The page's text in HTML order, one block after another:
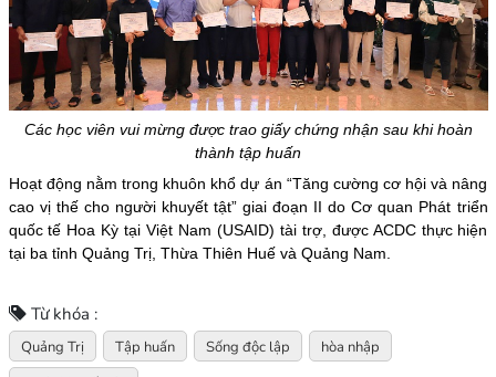
Các học viên vui mừng được trao giấy chứng nhận sau khi hoàn
thành tập huấn
Hoạt động nằm trong khuôn khổ dự án “Tăng cường cơ hội và nâng
cao vị thế cho người khuyết tật” giai đoạn II do Cơ quan Phát triển
quốc tế Hoa Kỳ tại Việt Nam (USAID) tài trợ, được ACDC thực hiện
tại ba tỉnh Quảng Trị, Thừa Thiên Huế và Quảng Nam.
Từ khóa :
Quảng Trị Tập huấn Sống độc lập
hòa nhập